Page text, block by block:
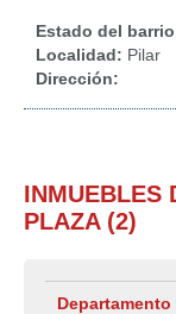
Estado del
Localidad: Pilar
Dirección:
INMUEBLES
PLAZA (2)
Departamento